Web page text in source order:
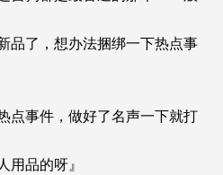
品了，想办法捆绑一下热点事
点事件，做好了名声一下就打
用品的呀』